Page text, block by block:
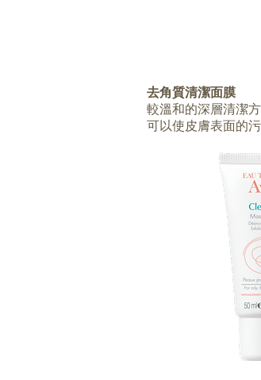
去角質清潔面膜
較溫和的深層清潔
可以使皮膚表面的